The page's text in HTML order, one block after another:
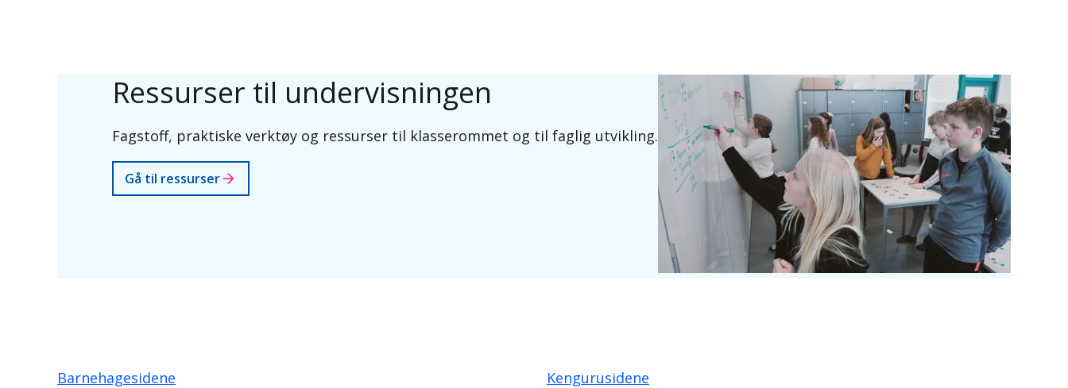
Ressurser til undervisningen
Fagstoff, praktiske verktøy og ressurser til klasserommet og til faglig utvikling.
Gå til ressurser
Barnehagesidene Kengurusidene